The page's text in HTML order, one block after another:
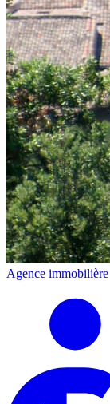
Agence immobilière